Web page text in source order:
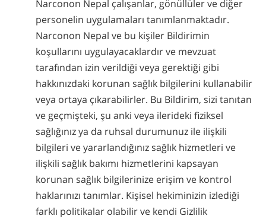
Narconon Nepal çalışanlar, gönüllüler ve diğer
personelin uygulamaları tanımlanmaktadır.
Narconon Nepal ve bu kişiler Bildirimin
koşullarını uygulayacaklardır ve mevzuat
tarafından izin verildiği veya gerektiği gibi
hakkınızdaki korunan sağlık bilgilerini kullanabilir
veya ortaya çıkarabilirler. Bu Bildirim, sizi tanıtan
ve geçmişteki, şu anki veya ilerideki fiziksel
sağlığınız ya da ruhsal durumunuz ile ilişkili
bilgileri ve yararlandığınız sağlık hizmetleri ve
ilişkili sağlık bakımı hizmetlerini kapsayan
korunan sağlık bilgilerinize erişim ve kontrol
haklarınızı tanımlar. Kişisel hekiminizin izlediği
farklı politikalar olabilir ve kendi Gizlilik